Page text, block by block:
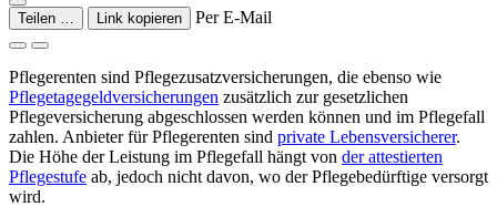
Teilen … Link kopieren Per E-Mail
Pflegerenten sind Pflegezusatzversicherungen, die ebenso wie
Pflegetagegeldversicherungen zusätzlich zur gesetzlichen
Pflegeversicherung abgeschlossen werden können und im Pflegefall
zahlen. Anbieter für Pflegerenten sind private Lebensversicherer.
Die Höhe der Leistung im Pflegefall hängt von der attestierten
Pflegestufe ab, jedoch nicht davon, wo der Pflegebedürftige versorgt
wird.